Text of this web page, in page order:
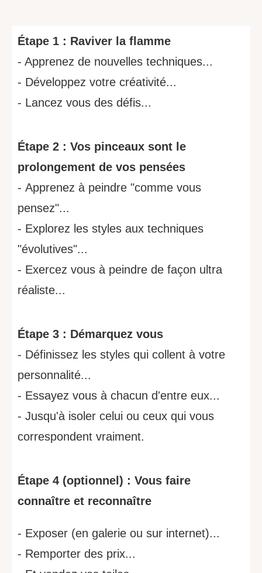
Étape 1 : Raviver la flamme
- Apprenez de nouvelles techniques...
- Développez votre créativité...
- Lancez vous des défis...
Étape 2 : Vos pinceaux sont le
prolongement de vos pensées
- Apprenez à peindre "comme vous
pensez"...
- Explorez les styles aux techniques
"évolutives"...
- Exercez vous à peindre de façon ultra
réaliste...
Étape 3 : Démarquez vous
- Définissez les styles qui collent à votre
personnalité...
- Essayez vous à chacun d'entre eux...
- Jusqu'à isoler celui ou ceux qui vous
correspondent vraiment.
Étape 4 (optionnel) : Vous faire
connaître et reconnaître
- Exposer (en galerie ou sur internet)...
- Remporter des prix...